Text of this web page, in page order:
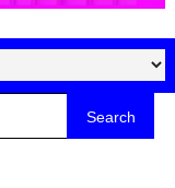
Search